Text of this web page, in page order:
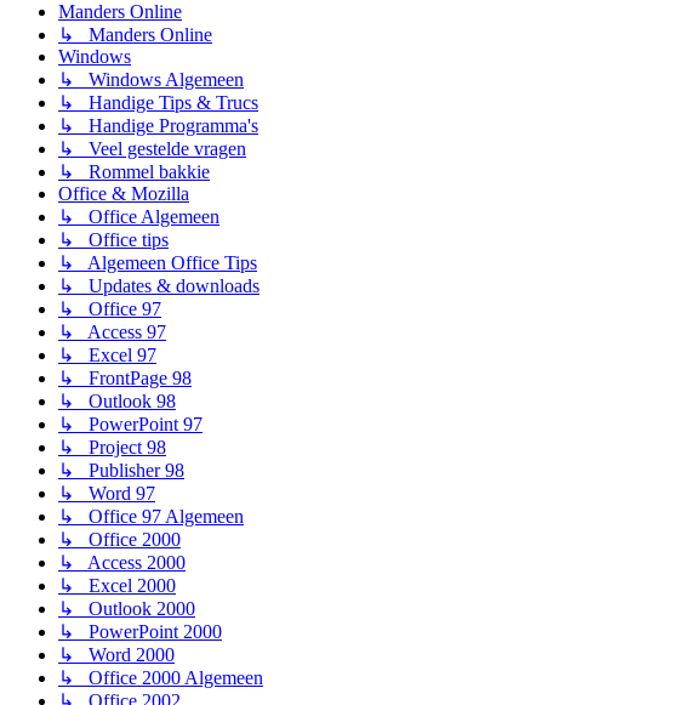
Manders Online
↳ Manders Online
Windows
↳ Windows Algemeen
↳ Handige Tips & Trucs
↳ Handige Programma's
↳ Veel gestelde vragen
↳ Rommel bakkie
Office & Mozilla
↳ Office Algemeen
↳ Office tips
↳ Algemeen Office Tips
↳ Updates & downloads
↳ Office 97
↳ Access 97
↳ Excel 97
↳ FrontPage 98
↳ Outlook 98
↳ PowerPoint 97
↳ Project 98
↳ Publisher 98
↳ Word 97
↳ Office 97 Algemeen
↳ Office 2000
↳ Access 2000
↳ Excel 2000
↳ Outlook 2000
↳ PowerPoint 2000
↳ Word 2000
↳ Office 2000 Algemeen